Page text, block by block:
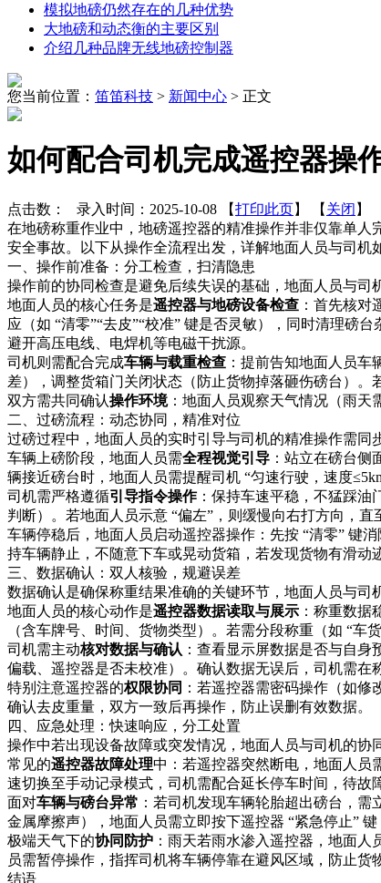
模拟地磅仍然存在的几种优势
大地磅和动态衡的主要区别
介绍几种品牌无线地磅控制器
您当前位置： 笛笛科技 > 新闻中心 > 正文
如何配合司机完成遥控器操
点击数： 录入时间：2025-10-08 【打印此页】 【 关闭 】
在地磅称重作业中，地磅遥控器的精准操作并非仅靠单
安全事故。以下从操作全流程出发，详解地面人员与司机
一、操作前准备：分工检查，扫清隐患​
操作前的协同检查是避免后续失误的基础，地面人员与司
地面人员的核心任务是遥控器与地磅设备检查 ：首先核
应（如 “清零”“去皮”“校准” 键是否灵敏），同时清理磅
避开高压电线、电焊机等电磁干扰源。​
司机则需配合完成车辆与载重检查 ：提前告知地面人员
差），调整货箱门关闭状态（防止货物掉落砸伤磅台）。
双方需共同确认操作环境：地面人员观察天气情况（雨天
二、过磅流程：动态协同，精准对位​
过磅过程中，地面人员的实时引导与司机的精准操作需同
车辆上磅阶段，地面人员需全程视觉引导 ：站立在磅台
辆接近磅台时，地面人员需提醒司机 “匀速行驶，速度
司机需严格遵循引导指令操作：保持车速平稳，不猛踩油
判断）。若地面人员示意 “偏左”，则缓慢向右打方向，
车辆停稳后，地面人员启动遥控器操作：先按 “清零” 键
持车辆静止，不随意下车或晃动货箱，若发现货物有滑动
三、数据确认：双人核验，规避误差​
数据确认是确保称重结果准确的关键环节，地面人员与司
地面人员的核心动作是遥控器数据读取与展示 ：称重数
（含车牌号、时间、货物类型）。若需分段称重（如 “车
司机需主动核对数据与确认 ：查看显示屏数据是否与自
偏载、遥控器是否未校准）。确认数据无误后，司机需在
特别注意遥控器的权限协同 ：若遥控器需密码操作（如
确认去皮重量，双方一致后再操作，防止误删有效数据。​
四、应急处理：快速响应，分工处置​
操作中若出现设备故障或突发情况，地面人员与司机的协
常见的遥控器故障处理中：若遥控器突然断电，地面人员
速切换至手动记录模式，司机需配合延长停车时间，待故
面对车辆与磅台异常 ：若司机发现车辆轮胎超出磅台，
金属摩擦声），地面人员需立即按下遥控器 “紧急停止”
极端天气下的协同防护 ：雨天若雨水渗入遥控器，地面
员需暂停操作，指挥司机将车辆停靠在避风区域，防止货
结语​